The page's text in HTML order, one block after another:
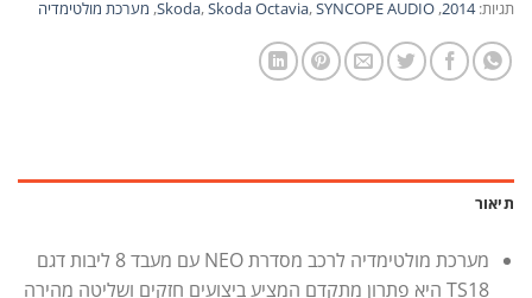
תגיות:2014
,
Skoda,Skoda Octavia,SYNCOPE AUDIO
, מערכת מולטימדיה
תיאור
מערכת מולטימדיה לרכב מסדרת NEO עם מעבד 8 ליבות דגם
TS18 היא פתרון מתקדם המציע ביצועים חזקים ושליטה מהירה